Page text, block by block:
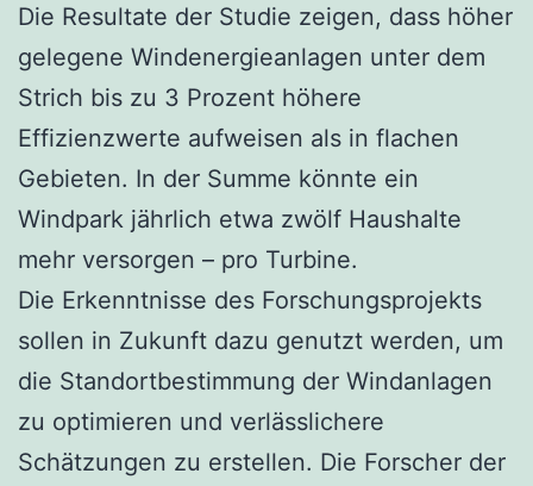
Die Resultate der Studie zeigen, dass höher
gelegene Windenergieanlagen unter dem
Strich bis zu 3 Prozent höhere
Effizienzwerte aufweisen als in flachen
Gebieten. In der Summe könnte ein
Windpark jährlich etwa zwölf Haushalte
mehr versorgen – pro Turbine.
Die Erkenntnisse des Forschungsprojekts
sollen in Zukunft dazu genutzt werden, um
die Standortbestimmung der Windanlagen
zu optimieren und verlässlichere
Schätzungen zu erstellen. Die Forscher der